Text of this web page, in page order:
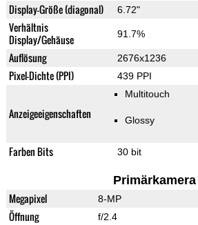
Display-Größe (diagonal) 6.72"
Verhältnis
Display/Gehäuse
91.7%
Auflösung 2676x1236
Pixel-Dichte (PPI) 439 PPI
Anzeigeeigenschaften
Multitouch
Glossy
Farben Bits 30 bit
Primärkamera
Megapixel 8-MP
Öffnung f/2.4